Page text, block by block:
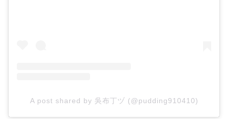
A post shared by 吳布丁ヅ (@pudding910410)